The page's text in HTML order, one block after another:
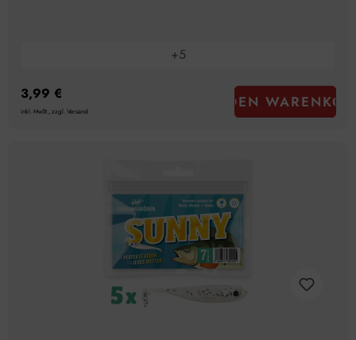
+5
3,99 €
inkl. MwSt., zzgl. Versand IN DEN